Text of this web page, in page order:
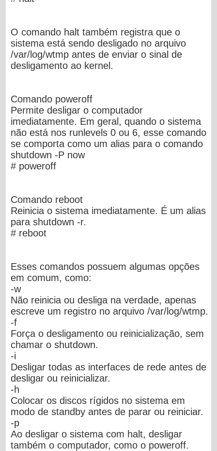
O comando halt também registra que o
sistema está sendo desligado no arquivo
/var/log/wtmp antes de enviar o sinal de
desligamento ao kernel.
Comando poweroff
Permite desligar o computador
imediatamente. Em geral, quando o sistema
não está nos runlevels 0 ou 6, esse comando
se comporta como um alias para o comando
shutdown -P now
# poweroff
Comando reboot
Reinicia o sistema imediatamente. É um alias
para shutdown -r.
# reboot
Esses comandos possuem algumas opções
em comum, como:
-w
Não reinicia ou desliga na verdade, apenas
escreve um registro no arquivo/var/log/wtmp.
-f
Força o desligamento ou reinicialização, sem
chamar o shutdown.
-i
Desligar todas as interfaces de rede antes de
desligar ou reinicializar.
-h
Colocar os discos rígidos no sistema em
modo de standby antes de parar ou reiniciar.
-p
Ao desligar o sistema com halt, desligar
também o computador, como o poweroff.